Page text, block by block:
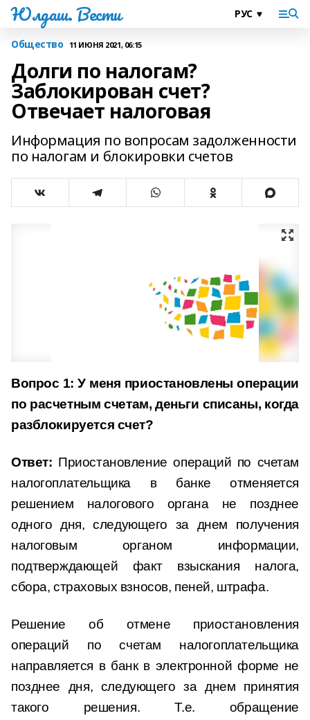
Юлдаш. Вести
Общество 11 ИЮНЯ 2021, 06:15
Долги по налогам?
Заблокирован счет?
Отвечает налоговая
Информация по вопросам задолженности
по налогам и блокировки счетов
Вопрос 1: У меня приостановлены операции
по расчетным счетам, деньги списаны, когда
разблокируется счет?
Ответ: Приостановление операций по счетам
налогоплательщика в банке отменяется
решением налогового органа не позднее
одного дня, следующего за днем получения
налоговым органом информации,
подтверждающей факт взыскания налога,
сбора, страховых взносов, пеней, штрафа.
Решение об отмене приостановления
операций по счетам налогоплательщика
направляется в банк в электронной форме не
позднее дня, следующего за днем принятия
такого решения. Т.е. обращение